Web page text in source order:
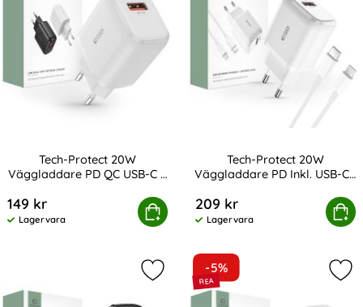
Tech-Protect 20W
Väggladdare PD QC USB-C /
149 kr
Tillgänglighet:
Lagervara
Köp
Protect 20W Väggladdare PD QC USB-C / USB-A Vit
Tech-Protect 20W
Väggladdare PD Inkl. USB-C -
209 kr
Tillgänglighet:
Lagervara
Köp
Tech-Protect 20W Väggladdare PD
Markera tech-Protect 20W
-5%